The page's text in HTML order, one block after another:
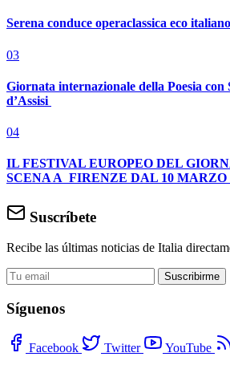
Serena conduce operaclassica eco italiano
03
Giornata internazionale della Poesia con
d’Assisi
04
IL FESTIVAL EUROPEO DEL
SCENA A FIRENZE DAL 10 MARZO
Suscríbete
Recibe las últimas noticias de Italia
Suscribirme
Síguenos
Facebook Twitter YouTube